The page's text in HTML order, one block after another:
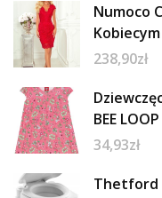
Numoco
238,90zł
BEE LOOP
34,93zł
Thetford